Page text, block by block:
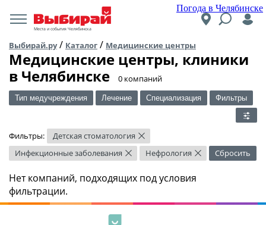
Погода в Челябинске
Места и события Челябинска
Выбирай.ру/ Каталог / Медицинские центры
Медицинские центры, клиники
в Челябинске
​0 компаний
Тип медучреждения Лечение Специализация Фильтры
Фильтры: Детская стоматология ×
Инфекционные заболевания × Нефрология × Сбросить
Нет компаний, подходящих под условия
фильтрации.